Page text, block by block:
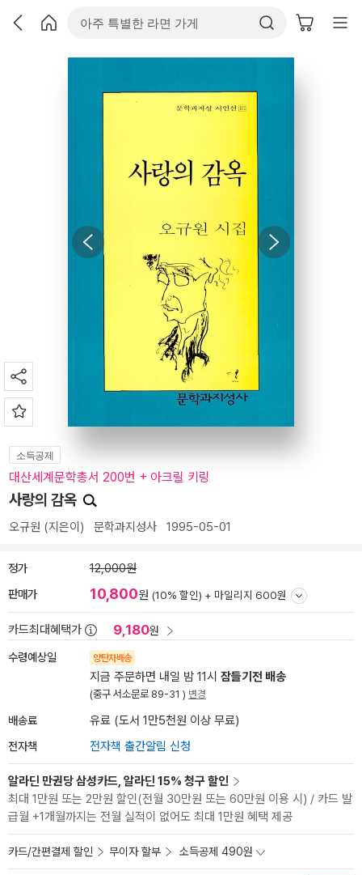
소득공제
대산세계문학총서 200번 + 아크릴 키링
사랑의 감옥
오규원 (지은이) 문학과지성사 1995-05-01
정가 12,000원
판매가 10,800원 (10% 할인) + 마일리지 600원
카드최대혜택가 9,180원
수령예상일 양탄자배송
지금 주문하면 내일 밤 11시 잠들기전 배송
(중구 서소문로 89-31 ) 변경
배송료 유료 (도서 1만5천원 이상 무료)
전자책 전자책 출간알림 신청
알라딘 만권당 삼성카드, 알라딘 15% 청구 할인
최대 1만원 또는 2만원 할인(전월 30만원 또는 60만원 이용 시) / 카드 발
급월 +1개월까지는 전월 실적이 없어도 최대 1만원 혜택 제공
카드/간편결제 할인 무이자 할부 소득공제 490원